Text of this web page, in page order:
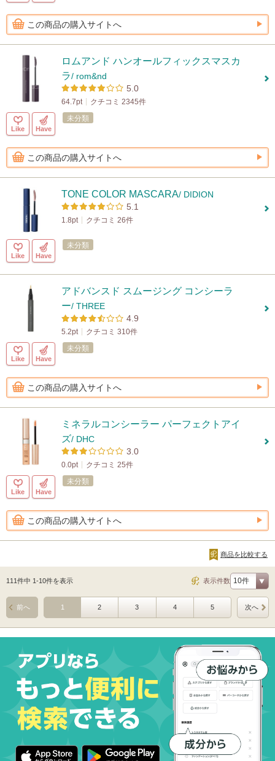
この商品の購入サイトへ
ロムアンド ハンオールフィックスマスカ
ラ/ rom&nd
5.0
64.7pt クチコミ 2345件
Like Have
未分類
この商品の購入サイトへ
TONE COLOR MASCARA/ DIDION
5.1
1.8pt クチコミ 26件
Like Have
未分類
アドバンスド スムージング コンシーラ
ー/ THREE
4.9
5.2pt クチコミ 310件
Like Have
未分類
この商品の購入サイトへ
ミネラルコンシーラー パーフェクトアイ
ズ/ DHC
3.0
0.0pt クチコミ 25件
Like Have
未分類
この商品の購入サイトへ
商品を比較する
111件中 1-10件を表示 表示件数
1 2 3 4 5
前へ 次へ